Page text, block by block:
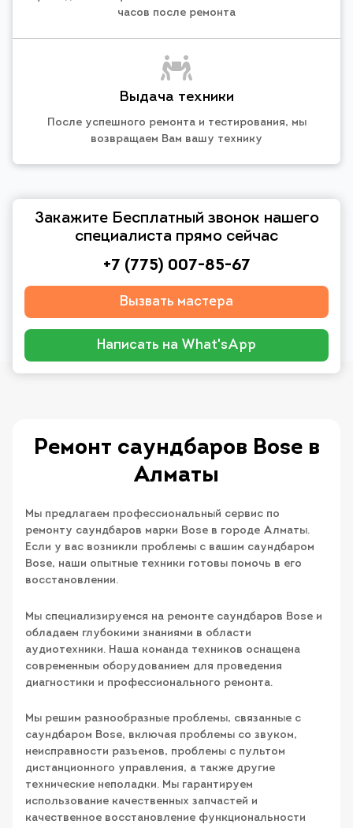
часов после ремонта
Выдача техники
После успешного ремонта и тестирования, мы
возвращаем Вам вашу технику
Закажите Бесплатный звонок нашего
специалиста прямо сейчас
+7 (775) 007-85-67
Вызвать мастера
Написать на What'sApp
Ремонт саундбаров Bose в
Алматы
Мы предлагаем профессиональный сервис по
ремонту саундбаров марки Bose в городе Алматы.
Если у вас возникли проблемы с вашим саундбаром
Bose, наши опытные техники готовы помочь в его
восстановлении.
Мы специализируемся на ремонте саундбаров Bose и
обладаем глубокими знаниями в области
аудиотехники. Наша команда техников оснащена
современным оборудованием для проведения
диагностики и профессионального ремонта.
Мы решим разнообразные проблемы, связанные с
саундбаром Bose, включая проблемы со звуком,
неисправности разъемов, проблемы с пультом
дистанционного управления, а также другие
технические неполадки. Мы гарантируем
использование качественных запчастей и
качественное восстановление функциональности